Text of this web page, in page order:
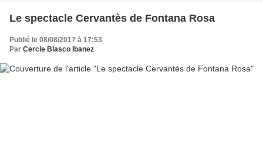
Le spectacle Cervantès de Fontana Rosa
Publié le 08/08/2017 à 17:53
Par Cercle Blasco Ibanez